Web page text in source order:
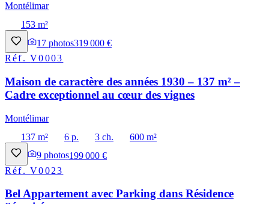
Montélimar
153 m²
17 photos319 000 €
Réf.V0003
Maison de caractère des années 1930 – 137 m² –
Cadre exceptionnel au cœur des vignes
Montélimar
137 m²
6 p. 3 ch.
600 m²
9 photos199 000 €
Réf.V0023
Bel Appartement avec Parking dans Résidence